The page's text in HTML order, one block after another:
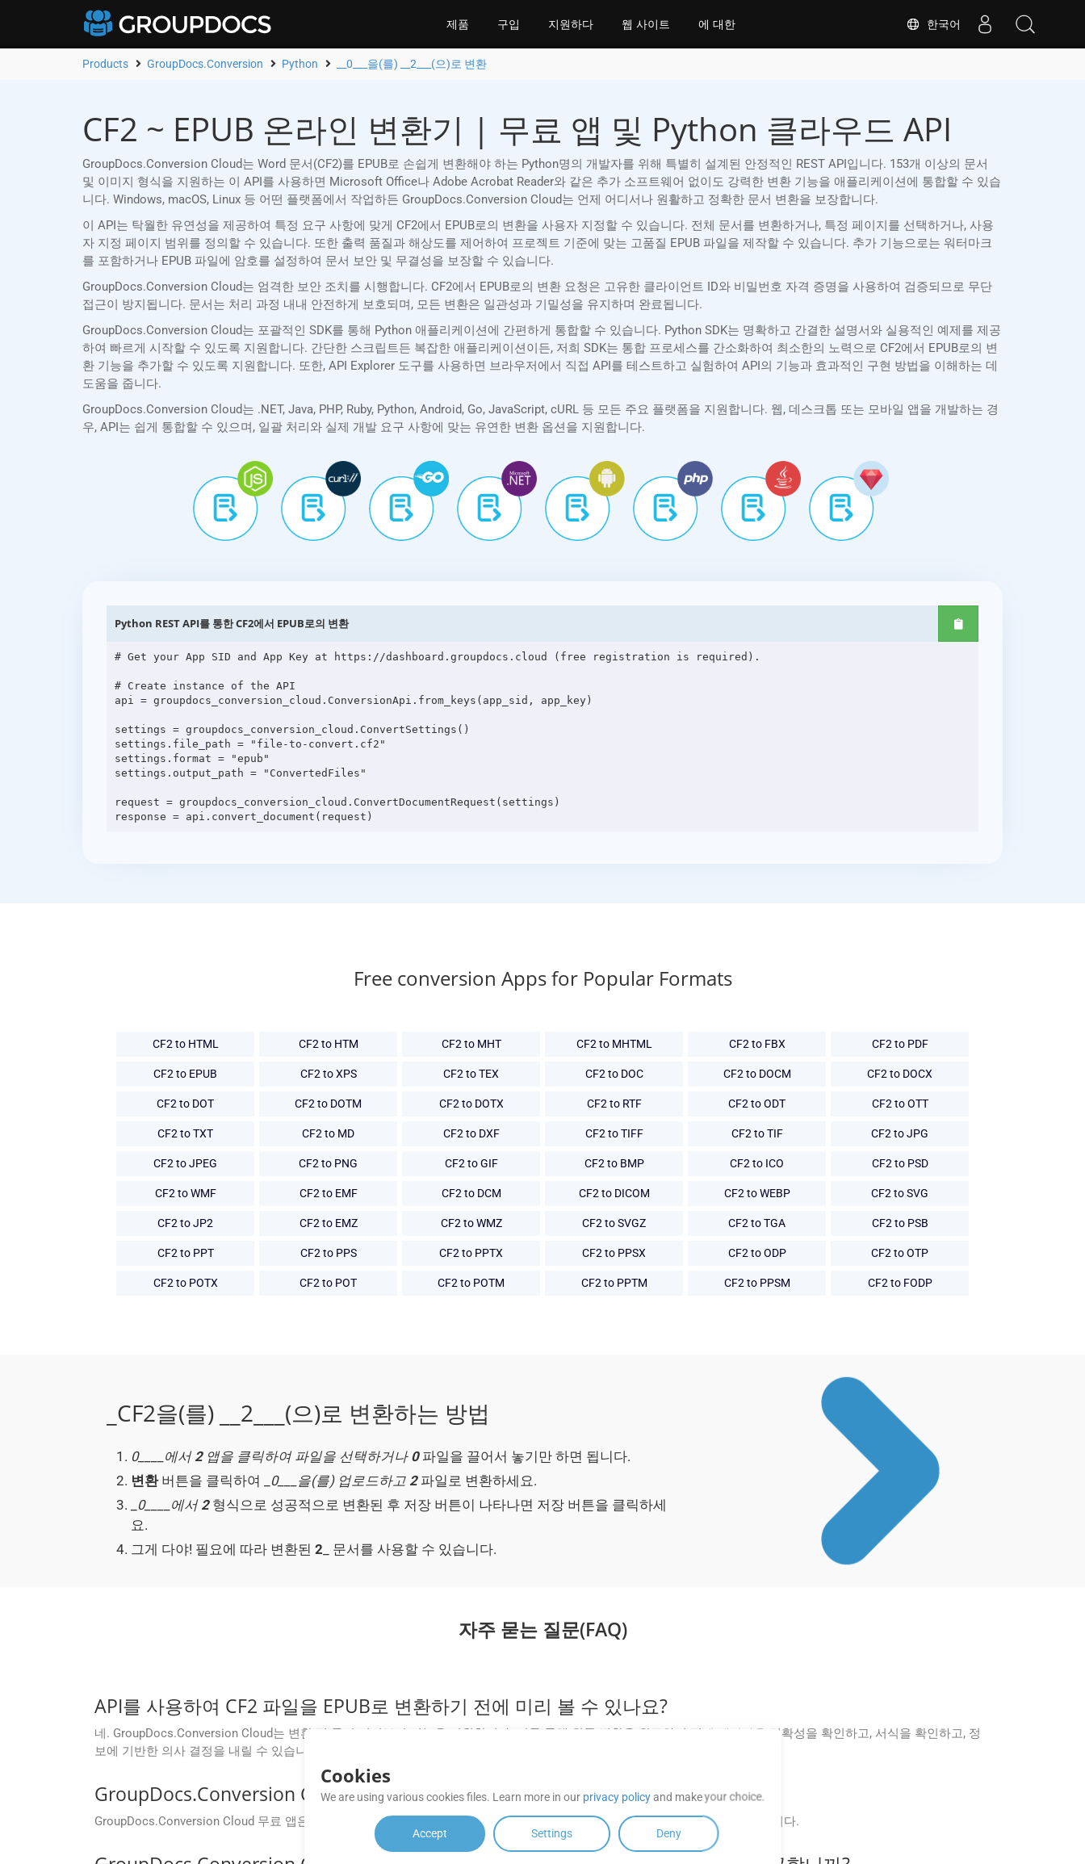
한국어
제품 구입 지원하다 웹 사이트 에 대한
Products GroupDocs.Conversion Python __0___을(를) __2___(으)로 변환
CF2 ~ EPUB 온라인 변환기 | 무료 앱 및 Python 클라우드 API
GroupDocs.Conversion Cloud는 Word 문서(CF2)를 EPUB로 손쉽게 변환해야 하는 Python명의 개발자를 위해 특별히 설계된 안정적인 REST API입니다. 153개 이상의 문서
및 이미지 형식을 지원하는 이 API를 사용하면 Microsoft Office나 Adobe Acrobat Reader와 같은 추가 소프트웨어 없이도 강력한 변환 기능을 애플리케이션에 통합할 수 있습
니다. Windows, macOS, Linux 등 어떤 플랫폼에서 작업하든 GroupDocs.Conversion Cloud는 언제 어디서나 원활하고 정확한 문서 변환을 보장합니다.
이 API는 탁월한 유연성을 제공하여 특정 요구 사항에 맞게 CF2에서 EPUB로의 변환을 사용자 지정할 수 있습니다. 전체 문서를 변환하거나, 특정 페이지를 선택하거나, 사용
자 지정 페이지 범위를 정의할 수 있습니다. 또한 출력 품질과 해상도를 제어하여 프로젝트 기준에 맞는 고품질 EPUB 파일을 제작할 수 있습니다. 추가 기능으로는 워터마크
를 포함하거나 EPUB 파일에 암호를 설정하여 문서 보안 및 무결성을 보장할 수 있습니다.
GroupDocs.Conversion Cloud는 엄격한 보안 조치를 시행합니다. CF2에서 EPUB로의 변환 요청은 고유한 클라이언트 ID와 비밀번호 자격 증명을 사용하여 검증되므로 무단
접근이 방지됩니다. 문서는 처리 과정 내내 안전하게 보호되며, 모든 변환은 일관성과 기밀성을 유지하며 완료됩니다.
GroupDocs.Conversion Cloud는 포괄적인 SDK를 통해 Python 애플리케이션에 간편하게 통합할 수 있습니다. Python SDK는 명확하고 간결한 설명서와 실용적인 예제를 제공
하여 빠르게 시작할 수 있도록 지원합니다. 간단한 스크립트든 복잡한 애플리케이션이든, 저희 SDK는 통합 프로세스를 간소화하여 최소한의 노력으로 CF2에서 EPUB로의 변
환 기능을 추가할 수 있도록 지원합니다. 또한, API Explorer 도구를 사용하면 브라우저에서 직접 API를 테스트하고 실험하여 API의 기능과 효과적인 구현 방법을 이해하는 데
도움을 줍니다.
GroupDocs.Conversion Cloud는 .NET, Java, PHP, Ruby, Python, Android, Go, JavaScript, cURL 등 모든 주요 플랫폼을 지원합니다. 웹, 데스크톱 또는 모바일 앱을 개발하는 경
우, API는 쉽게 통합할 수 있으며, 일괄 처리와 실제 개발 요구 사항에 맞는 유연한 변환 옵션을 지원합니다.
Python REST API를 통한 CF2에서 EPUB로의 변환
# Get your App SID and App Key at https://dashboard.groupdocs.cloud (free registration is required).
# Create instance of the API
api = groupdocs_conversion_cloud.ConversionApi.from_keys(app_sid, app_key)
settings = groupdocs_conversion_cloud.ConvertSettings()
settings.file_path = "file-to-convert.cf2"
settings.format = "epub"
settings.output_path = "ConvertedFiles"
request = groupdocs_conversion_cloud.ConvertDocumentRequest(settings)
Free conversion Apps for Popular Formats
CF2 to HTML CF2 to HTM CF2 to MHT CF2 to MHTML CF2 to FBX CF2 to PDF
CF2 to EPUB CF2 to XPS CF2 to TEX CF2 to DOC CF2 to DOCM CF2 to DOCX
CF2 to DOT CF2 to DOTM CF2 to DOTX CF2 to RTF CF2 to ODT CF2 to OTT
CF2 to TXT CF2 to MD CF2 to DXF CF2 to TIFF CF2 to TIF CF2 to JPG
CF2 to JPEG CF2 to PNG CF2 to GIF CF2 to BMP CF2 to ICO CF2 to PSD
CF2 to WMF CF2 to EMF CF2 to DCM CF2 to DICOM CF2 to WEBP CF2 to SVG
CF2 to JP2 CF2 to EMZ CF2 to WMZ CF2 to SVGZ CF2 to TGA CF2 to PSB
CF2 to PPT CF2 to PPS CF2 to PPTX CF2 to PPSX CF2 to ODP CF2 to OTP
CF2 to POTX CF2 to POT CF2 to POTM CF2 to PPTM CF2 to PPSM CF2 to FODP
_CF2을(를) __2___(으)로 변환하는 방법
0____에서 2앱을 클릭하여 파일을 선택하거나 0파일을 끌어서 놓기만 하면 됩니다.
변환버튼을 클릭하여 _ 0___을(를) 업로드하고 2파일로 변환하세요.
0____에서 2형식으로 성공적으로 변환된 후 저장 버튼이 나타나면 저장 버튼을 클릭하세
요.
그게 다야! 필요에 따라 변환된 2 _ 문서를 사용할 수 있습니다.
자주 묻는 질문(FAQ)
API를 사용하여 CF2 파일을 EPUB로 변환하기 전에 미리 볼 수 있나요?
네. GroupDocs.Conversion Cloud는 변환 전 문서 미리보기 기능을 지원합니다. 이를 통해 최종 변환을 완료하기 전에 레이아웃 정확성을 확인하고, 서식을 확인하고, 정
보에 기반한 의사 결정을 내릴 수 있습니다.
GroupDocs.Conversion Cloud 무료 앱의 성능은 얼마나 안정적입니까?
GroupDocs.Conversion Cloud 무료 앱은 변환 요구 사항에 맞는 안정적인 성능과 고품질 출력을 제공하여 원활한 경험을 보장합니다.
Cookies
We are using various cookies files. Learn more in our privacy policyand make your choice.
Accept Settings Deny